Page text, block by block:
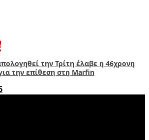
την Τρίτη έλαβε η 46χρονη
την επίθεση στη Marfin